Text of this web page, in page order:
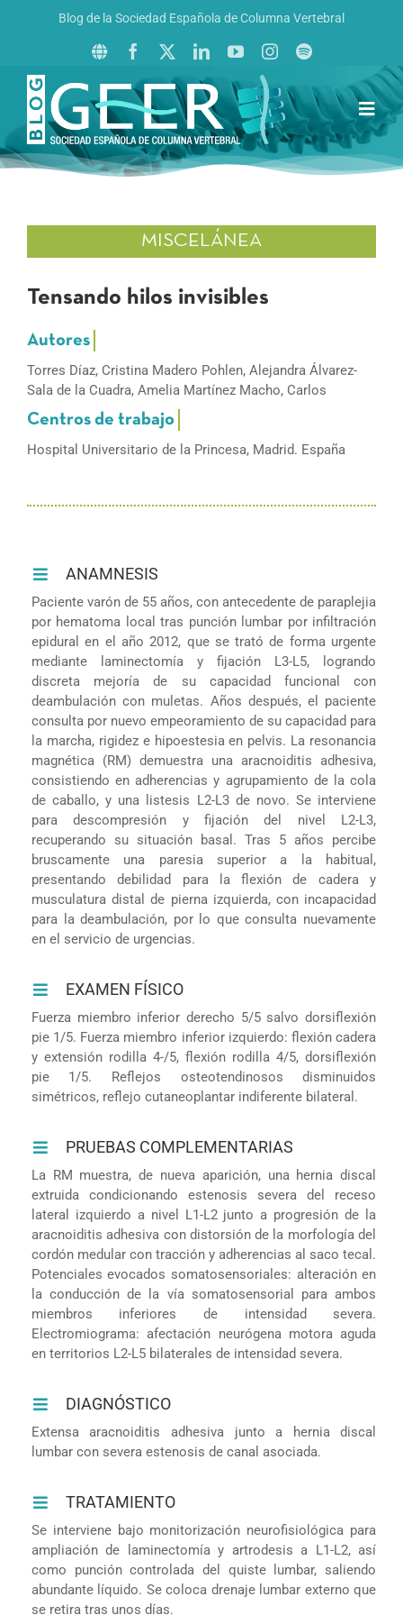
Blog de la Sociedad Española de Columna Vertebral
Inicio
Revista La Columna al Día
MISCELÁNEA
Tensando hilos invisibles
Torres Díaz, Cristina Madero Pohlen, Alejandra Álvarez-
Sala de la Cuadra, Amelia Martínez Macho, Carlos
Hospital Universitario de la Princesa, Madrid. España
ANAMNESIS
Paciente varón de 55 años, con antecedente de paraplejia
por hematoma local tras punción lumbar por infiltración
epidural en el año 2012, que se trató de forma urgente
mediante laminectomía y fijación L3-L5, logrando
discreta mejoría de su capacidad funcional con
deambulación con muletas. Años después, el paciente
consulta por nuevo empeoramiento de su capacidad para
la marcha, rigidez e hipoestesia en pelvis. La resonancia
magnética (RM) demuestra una aracnoiditis adhesiva,
consistiendo en adherencias y agrupamiento de la cola
de caballo, y una listesis L2-L3 de novo. Se interviene
para descompresión y fijación del nivel L2-L3,
recuperando su situación basal. Tras 5 años percibe
bruscamente una paresia superior a la habitual,
presentando debilidad para la flexión de cadera y
musculatura distal de pierna izquierda, con incapacidad
para la deambulación, por lo que consulta nuevamente
en el servicio de urgencias.
EXAMEN FÍSICO
Fuerza miembro inferior derecho 5/5 salvo dorsiflexión
pie 1/5. Fuerza miembro inferior izquierdo: flexión cadera
y extensión rodilla 4-/5, flexión rodilla 4/5, dorsiflexión
pie 1/5. Reflejos osteotendinosos disminuidos
simétricos, reflejo cutaneoplantar indiferente bilateral.
PRUEBAS COMPLEMENTARIAS
La RM muestra, de nueva aparición, una hernia discal
extruida condicionando estenosis severa del receso
lateral izquierdo a nivel L1-L2 junto a progresión de la
aracnoiditis adhesiva con distorsión de la morfología del
cordón medular con tracción y adherencias al saco tecal.
Potenciales evocados somatosensoriales: alteración en
la conducción de la vía somatosensorial para ambos
miembros inferiores de intensidad severa.
Electromiograma: afectación neurógena motora aguda
en territorios L2-L5 bilaterales de intensidad severa.
DIAGNÓSTICO
Extensa aracnoiditis adhesiva junto a hernia discal
lumbar con severa estenosis de canal asociada.
TRATAMIENTO
Se interviene bajo monitorización neurofisiológica para
ampliación de laminectomía y artrodesis a L1-L2, así
como punción controlada del quiste lumbar, saliendo
abundante líquido. Se coloca drenaje lumbar externo que
se retira tras unos días.